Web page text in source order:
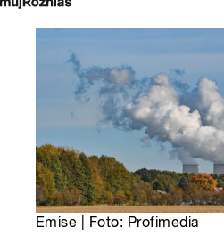
Emise | Foto: Profimedia